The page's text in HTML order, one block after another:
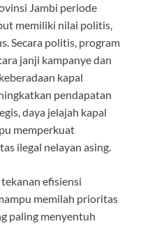
Jambi periode
memiliki nilai politis,
Secara politis, program
janji kampanye dan
kapal
pendapatan
daya jelajah kapal
memperkuat
ilegal nelayan asing.
efisiensi
memilah prioritas
paling menyentuh